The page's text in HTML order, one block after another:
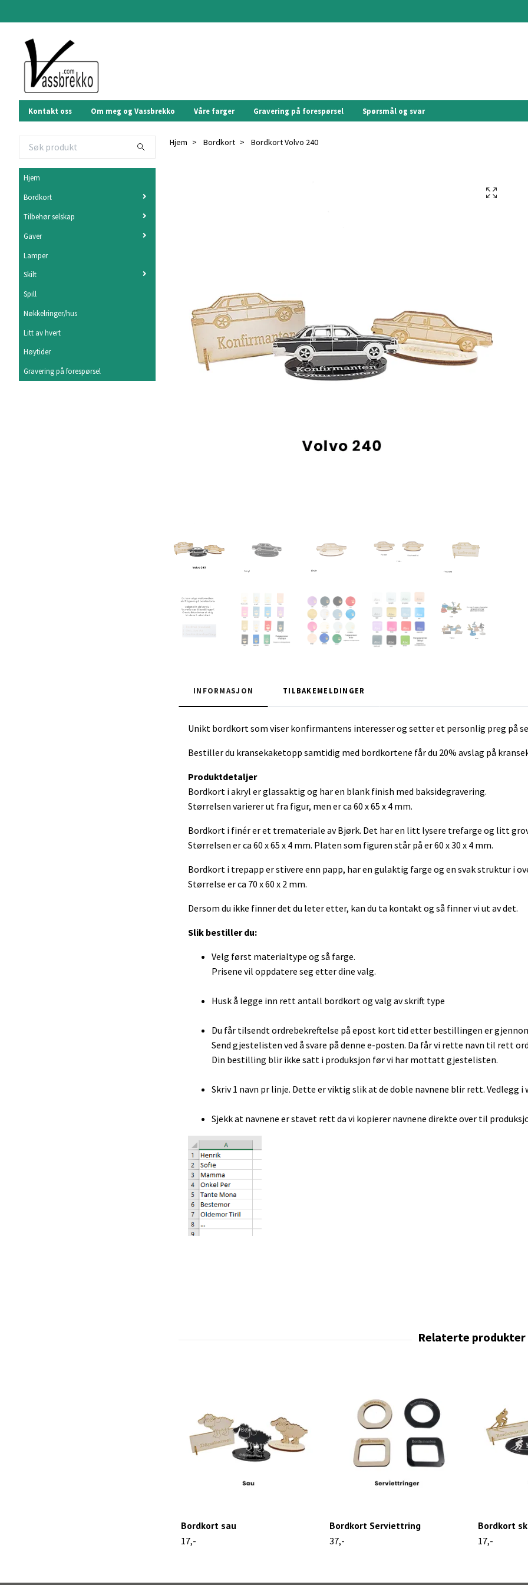
Kontakt oss Om meg og Vassbrekko Våre farger Gravering på forespørsel Spørsmål og svar
Hjem
Bordkort
Tilbehør selskap
Gaver
Lamper
Skilt
Spill
Nøkkelringer/hus
Litt av hvert
Høytider
Gravering på forespørsel
Hjem Bordkort Bordkort Volvo 240
INFORMASJON TILBAKEMELDINGER
Unikt bordkort som viser konfirmantens interesser og setter et personlig preg på
Bestiller du kransekaketopp samtidig med bordkortene får du 20% avslag på
Produktdetaljer
Bordkort i akryl er glassaktig og har en blank finish med baksidegravering.
Størrelsen varierer ut fra figur, men er ca 60 x 65 x 4 mm.
Bordkort i finér er et tremateriale av Bjørk. Det har en litt lysere trefarge og litt
Størrelsen er ca 60 x 65 x 4 mm. Platen som figuren står på er 60 x 30 x 4 mm.
Bordkort i trepapp er stivere enn papp, har en gulaktig farge og en svak struktur i
Størrelse er ca 70 x 60 x 2 mm.
Dersom du ikke finner det du leter etter, kan du ta kontakt og så finner vi ut av det.
Slik bestiller du:
Velg først materialtype og så farge.
Prisene vil oppdatere seg etter dine valg.
Husk å legge inn rett antall bordkort og valg av skrift type
Du får tilsendt ordrebekreftelse på epost kort tid etter bestillingen er
Send gjestelisten ved å svare på denne e-posten. Da får vi rette navn til rett
Din bestilling blir ikke satt i produksjon før vi har mottatt gjestelisten.
Skriv 1 navn pr linje. Dette er viktig slik at de doble navnene blir rett. Vedlegg i
Sjekk at navnene er stavet rett da vi kopierer navnene direkte over til
Bordkort sau
17,-
Bordkort Serviettring
37,-
Bordkort
17,-